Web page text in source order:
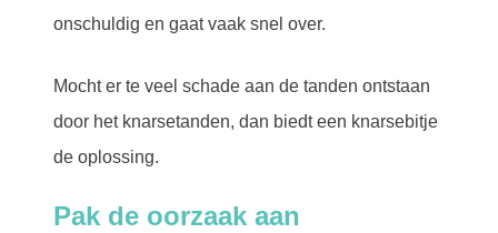
onschuldig en gaat vaak snel over.
Mocht er te veel schade aan de tanden ontstaan
door het knarsetanden, dan biedt een knarsebitje
de oplossing.
Pak de oorzaak aan